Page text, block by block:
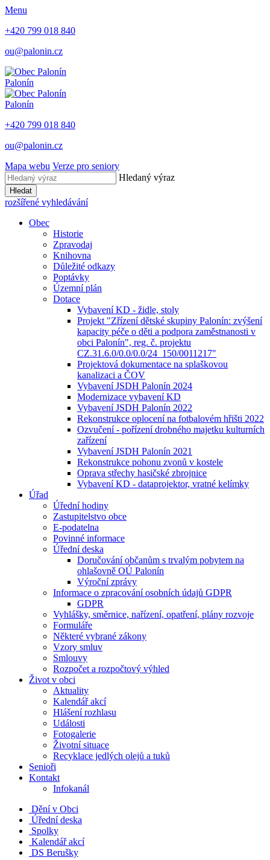
Menu
+420 799 018 840
ou@palonin.cz
Palonín
Palonín
+420 799 018 840
ou@palonin.cz
Mapa webu Verze pro seniory
Hledaný výraz
Hledat
rozšířené vyhledávání
Obec
Historie
Zpravodaj
Knihovna
Důležité odkazy
Poptávky
Územní plán
Dotace
Vybavení KD - židle, stoly
Projekt "Zřízení dětské skupiny Palonín: zvýšení
kapacity péče o děti a podpora zaměstnanosti v
obci Palonín", reg. č. projektu
CZ.31.6.0/0.0/0.0/24_150/0011217"
Projektová dokumentace na splaškovou
kanalizaci a ČOV
Vybavení JSDH Palonín 2024
Modernizace vybavení KD
Vybavení JSDH Palonín 2022
Rekonstrukce oplocení na fotbalovém hřišti 2022
Ozvučení - pořízení drobného majetku kulturních
zařízení
Vybavení JSDH Palonín 2021
Rekonstrukce pohonu zvonů v kostele
Oprava střechy hasičské zbrojnice
Vybavení KD - dataprojektor, vratné kelímky
Úřad
Úřední hodiny
Zastupitelstvo obce
E-podatelna
Povinné informace
Úřední deska
Doručování občanům s trvalým pobytem na
ohlašovně OÚ Palonín
Výroční zprávy
Informace o zpracování osobních údajů GDPR
GDPR
Vyhlášky, směrnice, nařízení, opatření, plány rozvoje
Formuláře
Některé vybrané zákony
Vzory smluv
Smlouvy
Rozpočet a rozpočtový výhled
Život v obci
Aktuality
Kalendář akcí
Hlášení rozhlasu
Události
Fotogalerie
Životní situace
Recyklace jedlých olejů a tuků
Senioři
Kontakt
Infokanál
Dění v Obci
Úřední deska
Spolky
Kalendář akcí
DS Berušky